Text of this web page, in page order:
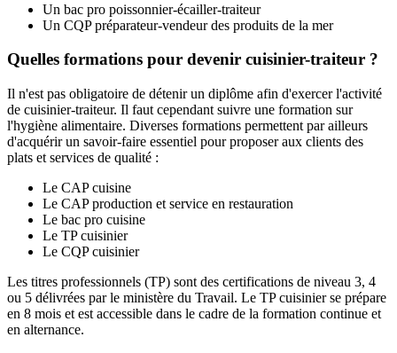
Un bac pro poissonnier-écailler-traiteur
Un CQP préparateur-vendeur des produits de la mer
Quelles formations pour devenir cuisinier-traiteur ?
Il n'est pas obligatoire de détenir un diplôme afin d'exercer l'activité
de cuisinier-traiteur. Il faut cependant suivre une formation sur
l'hygiène alimentaire. Diverses formations permettent par ailleurs
d'acquérir un savoir-faire essentiel pour proposer aux clients des
plats et services de qualité :
Le CAP cuisine
Le CAP production et service en restauration
Le bac pro cuisine
Le TP cuisinier
Le CQP cuisinier
Les titres professionnels (TP) sont des certifications de niveau 3, 4
ou 5 délivrées par le ministère du Travail. Le TP cuisinier se prépare
en 8 mois et est accessible dans le cadre de la formation continue et
en alternance.